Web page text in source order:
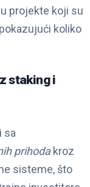
projekte koji su
koliko
staking i
sa
prihodakroz
sisteme, što